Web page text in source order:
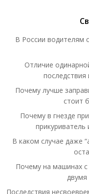
В России водителям
Отличие
последствия
Почему лучше
стоит
Почему в гнезде
прикуриватель
В каком случае даже
Почему на машинах
двумя
Последствия